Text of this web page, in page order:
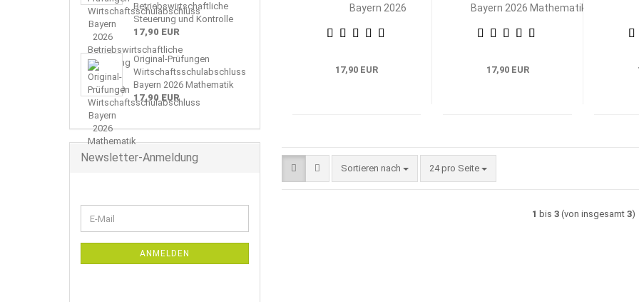
Bayern 2026
Steuerung und Kontrolle
17,90 EUR
Bayern 2026 Mathematik
17,90 EUR
Sortieren nach
Sortieren nach 24 pro Seite
pro Seite
1 bis 3(von insgesamt 3)
Betriebswirtschaftliche
Steuerung und Kontrolle
17,90 EUR
Original-Prüfungen
Wirtschaftsschulabschluss
Bayern 2026 Mathematik
17,90 EUR
Newsletter-Anmeldung
ZUR
E-
Mail
ANMELDEN